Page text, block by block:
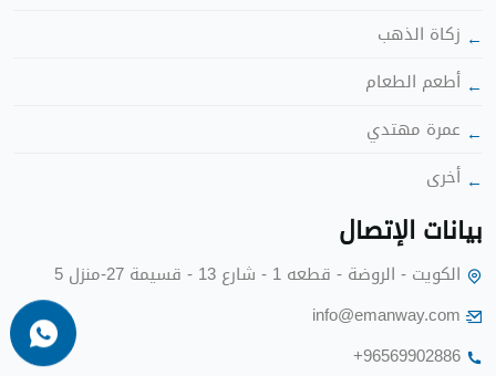
زكاة الذهب
أطعم الطعا
عمرة مهتدي
أخرى
بيانات الإتصا
الكويت - الروضة - قطعه 1 - شارع 13 - قسيمة 27-منزل 5
info@emanway.com
+96569902886